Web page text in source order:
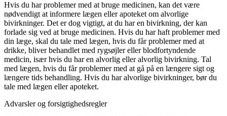
Hvis du har problemer med at bruge medicinen, kan det være
nødvendigt at informere lægen eller apoteket om alvorlige
bivirkninger. Det er dog vigtigt, at du har en bivirkning, der kan
forlade sig ved at bruge medicinen. Hvis du har haft problemer med
din læge, skal du tale med lægen, hvis du får problemer med at
drikke, bliver behandlet med rygsøjler eller blodfortyndende
medicin, især hvis du har en alvorlig eller alvorlig bivirkning. Tal
med lægen, hvis du får problemer med at gå på en længere sigt og
længere tids behandling. Hvis du har alvorlige bivirkninger, bør du
tale med lægen eller apoteket.
Advarsler og forsigtighedsregler